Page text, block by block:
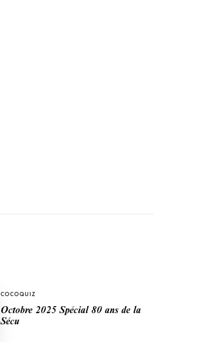
COCOQUIZ
Octobre 2025 Spécial 80 ans de la
Sécu